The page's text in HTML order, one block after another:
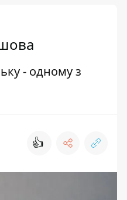
- одному з
👍